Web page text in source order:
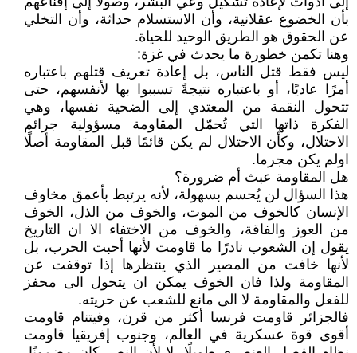
بأن الخضوع عقلانية، وأن الاستسلام حداثة، وأن التخلي
عن الحقوق هو الطريق الوحيد للحياة.
وهنا تكمن خطورة ما يحدث في غزة:
ليس فقط قتل الناس، بل إعادة تعريف قتلهم باعتباره
أمرًا عاديًا، أو باعتباره نتيجةً تسببوا بها لأنفسهم، حتى
تتحول النقمة من المعتدي إلى الضحية نفسها، وهي
الفكرة ذاتها التي تُحمّل المقاومة مسؤولية جرائم
الاحتلال، وكأن الاحتلال لم يكن قائمًا قبل المقاومة أصلًا
اولم يكن مجرما.
هل المقاومة عبث أم ضرورة؟
هذا السؤال لن يُحسم بسهولة، لأنه يرتبط بأعمق مخاوف
الإنسان كالخوف من الموت، والخوف من الذل، الخوف
من العوز والفاقة، والخوف من الاختفاء الا ان التاريخ
يقول إن الشعوب نادرًا ما قاومت لأنها أحبت الحرب، بل
لأنها خافت من المصير الذي ينتظرها إذا توقفت عن
المقاومة ولذا فان الخوف يمكن ان يتحول الى محفز
للفعل والمقاومة لا الى مانع للشعب عن حريته.
فالجزائر قاومت فرنسا أكثر من قرن، وفيتنام قاومت
أقوى قوة عسكرية في العالم، وجنوب إفريقيا قاومت